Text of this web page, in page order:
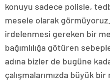
konuyu sadece polisle,
mesele olarak
irdelenmesi gereken bir
bağımlılığa götüren
adına bizler de bugüne
çalışmalarımızda büyük